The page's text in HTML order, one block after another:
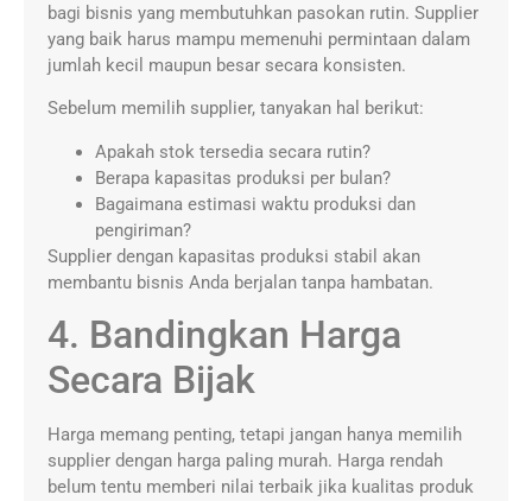
bagi bisnis yang membutuhkan pasokan rutin. Supplier
yang baik harus mampu memenuhi permintaan dalam
jumlah kecil maupun besar secara konsisten.
Sebelum memilih supplier, tanyakan hal berikut:
Apakah stok tersedia secara rutin?
Berapa kapasitas produksi per bulan?
Bagaimana estimasi waktu produksi dan
pengiriman?
Supplier dengan kapasitas produksi stabil akan
membantu bisnis Anda berjalan tanpa hambatan.
4. Bandingkan Harga
Secara Bijak
Harga memang penting, tetapi jangan hanya memilih
supplier dengan harga paling murah. Harga rendah
belum tentu memberi nilai terbaik jika kualitas produk